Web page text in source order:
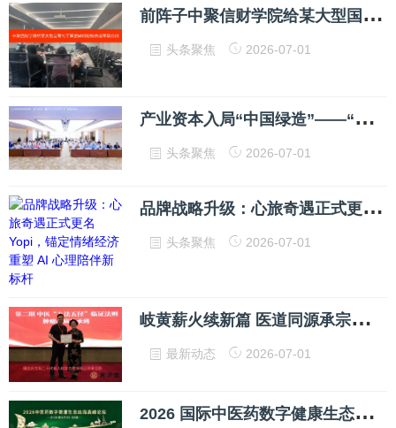
前
阵子中聚信财学院给某大型国有化工集团做的财税合规专项内训，顺利收工了
头条聚焦 2026-07-01
产
业资本入局“中国绿造”——“东方能源投资”签约赋能绿色制造规模化落地
头条聚焦 2026-07-01
品
牌战略升级：心旅奇遇正式更名 Yopi，锚定情绪经济重塑 AI 心理陪伴新标杆
头条聚焦 2026-07-01
岐
黄薪火续新篇 医道同源承宗师 陈钧淇医师拜入国医大师张大宁门下
最新动态 2026-07-01
2
026 国际中医药数字健康生态出海高峰论坛在深圆满落幕 全球数字贸易服务平台正式启航·共筑中医药全球化发展新生态